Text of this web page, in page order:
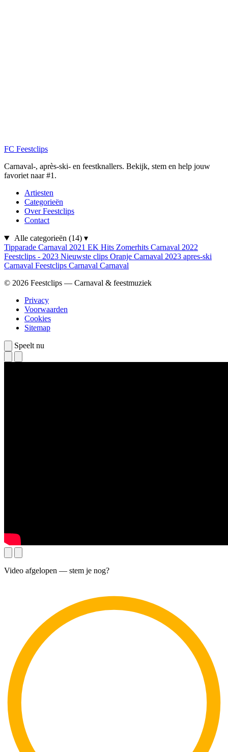
FC Feestclips
Carnaval-, après-ski- en feestknallers. Bekijk, stem en help jouw
favoriet naar #1.
Artiesten
Categorieën
Over Feestclips
Contact
Alle categorieën (14) ▾
Tipparade Carnaval 2021 EK Hits Zomerhits Carnaval 2022
Feestclips - 2023 Nieuwste clips Oranje Carnaval 2023 apres-ski
Carnaval Feestclips Carnaval Carnaval
© 2026 Feestclips — Carnaval & feestmuziek
Privacy
Voorwaarden
Cookies
Sitemap
Speelt nu
Video afgelopen — stem je nog?